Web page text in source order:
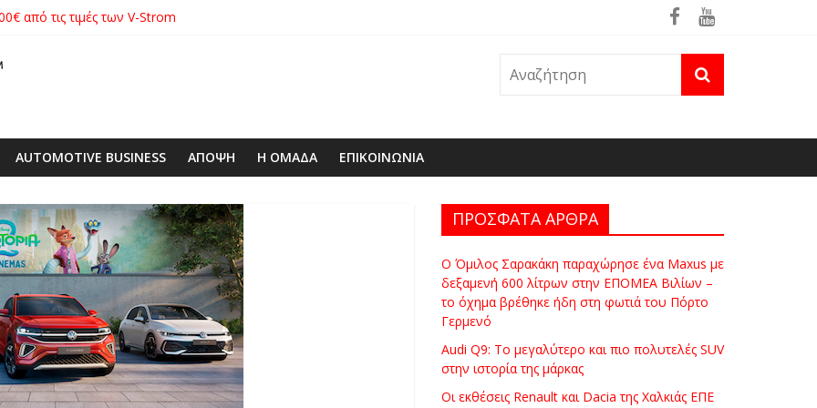
από τις τιμές των V-Strom
SUV στην ιστορία της μάρκας
ΕΠΕ αποκτούν νέα εταιρική ταυτότητα
ειδική επετειακή τιμή
AUTOMOTIVE BUSINESS ΑΠΟΨΗ Η ΟΜΑΔΑ ΕΠΙΚΟΙΝΩΝΙΑ
ΠΡΟΣΦΑΤΑ ΑΡΘΡΑ
Ο Όμιλος Σαρακάκη παραχώρησε ένα Maxus με
δεξαμενή 600 λίτρων στην ΕΠΟΜΕΑ Βιλίων –
το όχημα βρέθηκε ήδη στη φωτιά του Πόρτο
Γερμενό
Audi Q9: Το μεγαλύτερο και πιο πολυτελές SUV
στην ιστορία της μάρκας
Οι εκθέσεις Renault και Dacia της Χαλκιάς ΕΠΕ